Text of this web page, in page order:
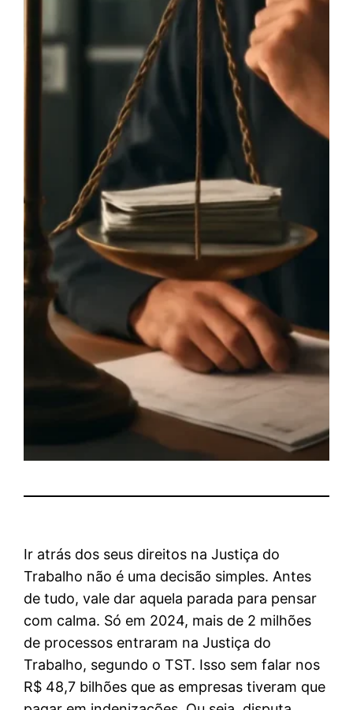
Ir atrás dos seus direitos na Justiça do
Trabalho não é uma decisão simples. Antes
de tudo, vale dar aquela parada para pensar
com calma. Só em 2024, mais de 2 milhões
de processos entraram na Justiça do
Trabalho, segundo o TST. Isso sem falar nos
R$ 48,7 bilhões que as empresas tiveram que